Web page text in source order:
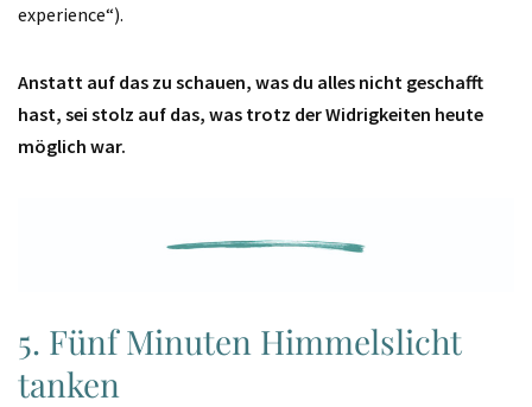
experience“).
Anstatt auf das zu schauen, was du alles nicht geschafft
hast, sei stolz auf das, was trotz der Widrigkeiten heute
möglich war.
5. Fünf Minuten Himmelslicht
tanken